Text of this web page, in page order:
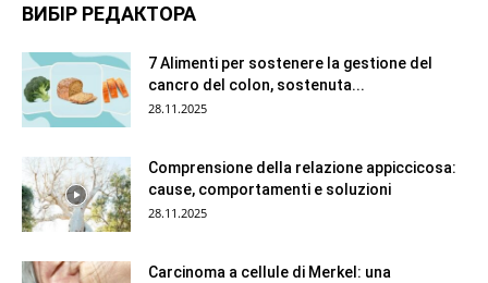
ВИБІР РЕДАКТОРА
7 Alimenti per sostenere la gestione del
cancro del colon, sostenuta...
28.11.2025
Comprensione della relazione appiccicosa:
cause, comportamenti e soluzioni
28.11.2025
Carcinoma a cellule di Merkel: una